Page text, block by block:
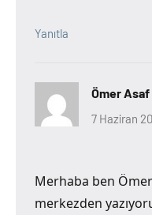
Yanıtla
Ömer Asaf
7 Haziran
Merhaba ben
merkezden